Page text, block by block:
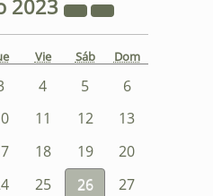
2023
Vie Sáb Dom
4 5
6
11 12
13
18 19
20
25 26
27